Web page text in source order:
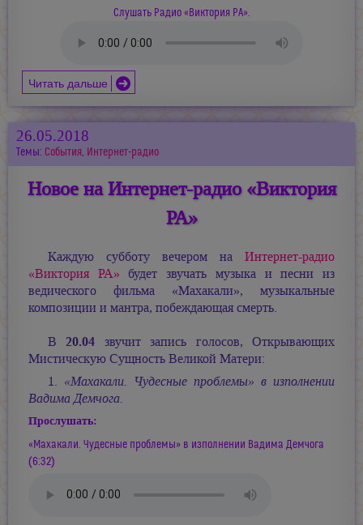
Слушать Радио «Виктория РА».
Читать дальше
26.05.2018
Темы: События, Интернет-радио
Новое на Интернет-радио «Виктория
РА»
Каждую субботу вечером на Интернет-радио
«Виктория РА» будет звучать музыка и песни из
ведического фильма «Махакали», музыкальные
композиции и мантра, побеждающая смерть.
В20.04 звучит запись голосов, Открывающих
Мистическую Сущность Великой Матери:
1. «Махакали. Чудесные проблемы» в изполнении
Вадима Демчога.
Прослушать:
«Махакали. Чудесные проблемы» в изполнении Вадима Демчога
(6:32)